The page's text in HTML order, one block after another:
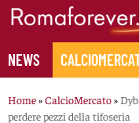
Skip
content
NEWS
Home»CalcioMercato»
perdere pezzi della tifoseria